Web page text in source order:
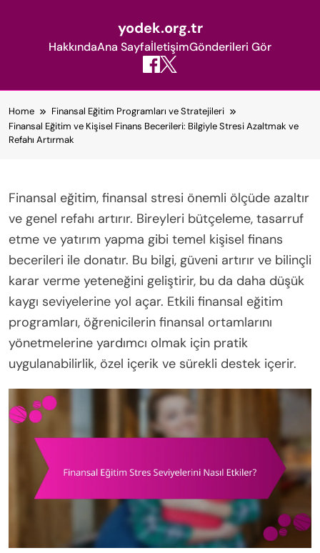
yodek.org.tr
HakkındaAna SayfaİletişimGönderileri Gör
to
content
Home
Finansal Eğitim Programları ve Stratejileri
Finansal Eğitim ve Kişisel Finans Becerileri: Bilgiyle Stresi Azaltmak ve
Refahı Artırmak
Finansal eğitim, finansal stresi önemli ölçüde azaltır
ve genel refahı artırır. Bireyleri bütçeleme, tasarruf
etme ve yatırım yapma gibi temel kişisel finans
becerileri ile donatır. Bu bilgi, güveni artırır ve bilinçli
karar verme yeteneğini geliştirir, bu da daha düşük
kaygı seviyelerine yol açar. Etkili finansal eğitim
programları, öğrenicilerin finansal ortamlarını
yönetmelerine yardımcı olmak için pratik
uygulanabilirlik, özel içerik ve sürekli destek içerir.